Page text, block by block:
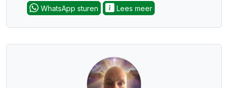
WhatsApp sturen Lees meer